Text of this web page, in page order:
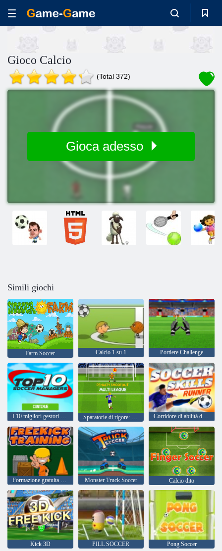
Gioco Calcio
(Total 372)
Gioca adesso
Simili giochi
Farm Soccer Calcio 1 su 1 Portiere Challenge
I 10 migliori gestori di calcio Corridore di abilità di calcio
Formazione gratuita di tiro Monster Truck Soccer Calcio dito
Kick 3D PILL SOCCER Pong Soccer